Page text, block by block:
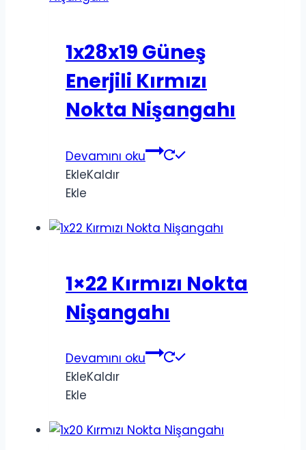
1x28x19 Güneş
Enerjili Kırmızı
Nokta Nişangahı
Devamını oku
EkleKaldır
Ekle
1×22 Kırmızı Nokta
Nişangahı
Devamını oku
EkleKaldır
Ekle